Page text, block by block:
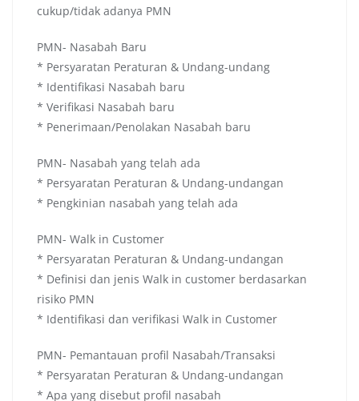
cukup/tidak adanya PMN
PMN- Nasabah Baru
* Persyaratan Peraturan & Undang-undang
* Identifikasi Nasabah baru
* Verifikasi Nasabah baru
* Penerimaan/Penolakan Nasabah baru
PMN- Nasabah yang telah ada
* Persyaratan Peraturan & Undang-undangan
* Pengkinian nasabah yang telah ada
PMN- Walk in Customer
* Persyaratan Peraturan & Undang-undangan
* Definisi dan jenis Walk in customer berdasarkan
risiko PMN
* Identifikasi dan verifikasi Walk in Customer
PMN- Pemantauan profil Nasabah/Transaksi
* Persyaratan Peraturan & Undang-undangan
* Apa yang disebut profil nasabah